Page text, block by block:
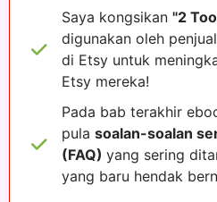
Saya kongsikan "2
digunakan oleh
di Etsy untuk
Etsy mereka!
Pada bab terakhir
pula soalan-soalan
(FAQ) yang sering
yang baru hendak